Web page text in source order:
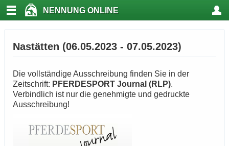
NENNUNG ONLINE
Nastätten (06.05.2023 - 07.05.2023)
Die vollständige Ausschreibung finden Sie in der
Zeitschrift: PFERDESPORT Journal (RLP).
Verbindlich ist nur die genehmigte und gedruckte
Ausschreibung!